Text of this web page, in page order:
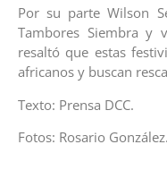
Por su parte Wilson
Tambores Siembra y
resaltó que estas
africanos y buscan
Texto: Prensa DCC.
Fotos: Rosario González.